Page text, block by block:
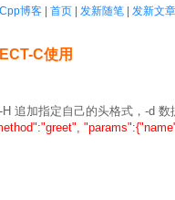
博客 首页 发新随笔 发新文章
C使用
追加指定自己的头格式，-d 数